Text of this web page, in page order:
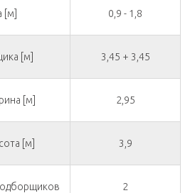
[м] 0,9 - 1,8
[м] 3,45 + 3,45
[м] 2,95
[м] 3,9
2